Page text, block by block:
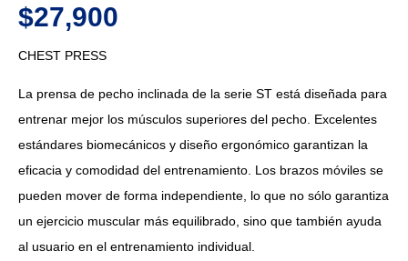
$27,900
CHEST PRESS
La prensa de pecho inclinada de la serie ST está diseñada para
entrenar mejor los músculos superiores del pecho. Excelentes
estándares biomecánicos y diseño ergonómico garantizan la
eficacia y comodidad del entrenamiento. Los brazos móviles se
pueden mover de forma independiente, lo que no sólo garantiza
un ejercicio muscular más equilibrado, sino que también ayuda
al usuario en el entrenamiento individual.